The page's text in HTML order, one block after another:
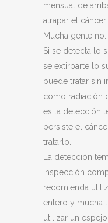
mensual de
atrapar el
Mucha gente no.
Si se detecta lo
se extirparte lo
puede tratar sin
como radiación
es la detección
persiste el
tratarlo.
La detección
inspección
recomienda
entero y mucha
utilizar un